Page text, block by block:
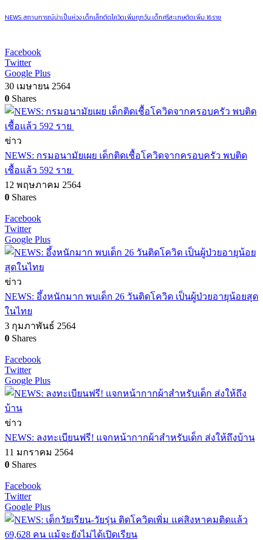
NEWS: สถานการณ์น่าเป็นห่วง เด็กเล็กติดโควิดเพิ่มทุกวัน เด็กศรีสะเกษติดเพิ่ม 16 ราย
Facebook
Twitter
Google Plus
30 เมษายน 2564
0 Shares
ข่าว
NEWS: กรมอนามัยเผย เด็กติดเชื้อโควิดจากครอบครัว พบติด
เชื้อแล้ว 592 ราย
12 พฤษภาคม 2564
0 Shares
Facebook
Twitter
Google Plus
ข่าว
NEWS: อึ้งหนักมาก พบเด็ก 26 วันติดโควิด เป็นผู้ป่วยอายุน้อยสุด
ในไทย
3 กุมภาพันธ์ 2564
0 Shares
Facebook
Twitter
Google Plus
ข่าว
NEWS: ลงทะเบียนฟรี! แจกหน้ากากผ้าสำหรับเด็ก ส่งให้ถึงบ้าน
11 มกราคม 2564
0 Shares
Facebook
Twitter
Google Plus